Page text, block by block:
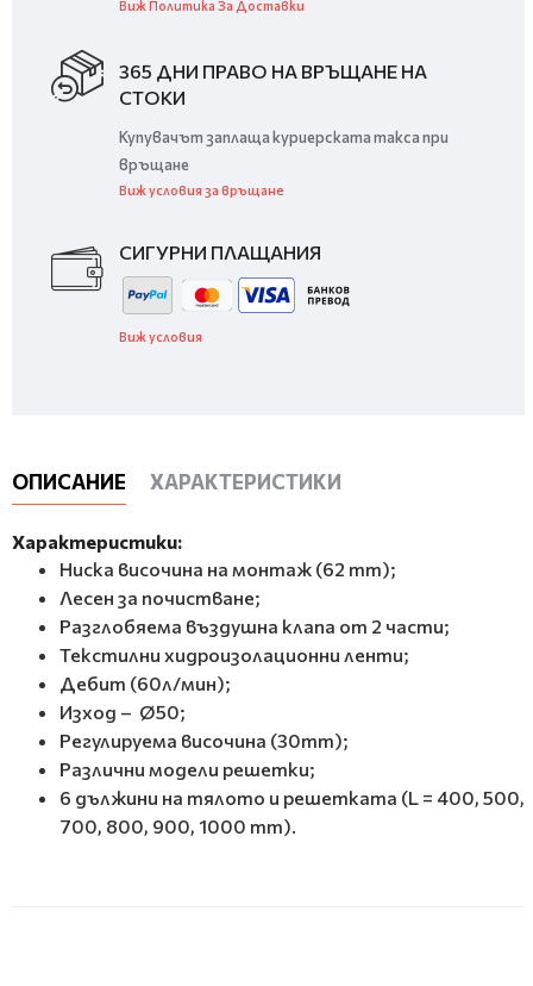
Виж Политика За Доставки
365 ДНИ ПРАВО НА ВРЪЩАНЕ НА
СТОКИ
Купувачът заплаща куриерската такса при
връщане
Виж условия за връщане
СИГУРНИ ПЛАЩАНИЯ
Виж условия
ОПИСАНИЕ ХАРАКТЕРИСТИКИ
Характеристики:
Ниска височина на монтаж (62 mm);
Лесен за почистване;
Разглобяема въздушна клапа от 2 части;
Текстилни хидроизолационни ленти;
Дебит (60л/мин);
Изход – Ø50;
Регулируема височина (30mm);
Различни модели решетки;
6 дължини на тялото и решетката (L = 400, 500,
700, 800, 900, 1000 mm).